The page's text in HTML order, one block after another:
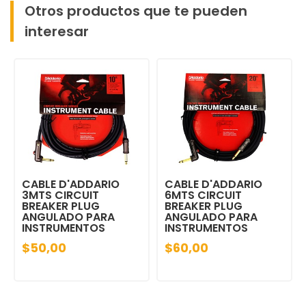
Otros productos que te pueden
interesar
CABLE D'ADDARIO
3MTS CIRCUIT
BREAKER PLUG
ANGULADO PARA
INSTRUMENTOS
$50,00
CABLE D'ADDARIO
6MTS CIRCUIT
BREAKER PLUG
ANGULADO PARA
INSTRUMENTOS
$60,00